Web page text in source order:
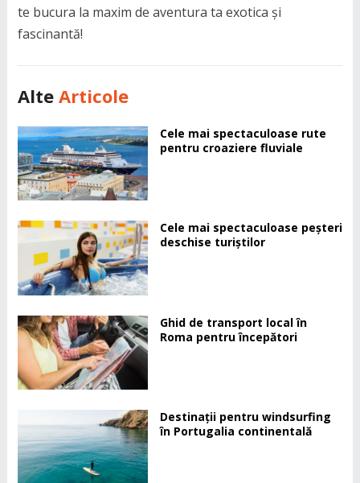
te bucura la maxim de aventura ta exotica și
fascinantă!
Alte Articole
Cele mai spectaculoase rute
pentru croaziere fluviale
Cele mai spectaculoase peșteri
deschise turiștilor
Ghid de transport local în
Roma pentru începători
Destinații pentru windsurfing
în Portugalia continentală